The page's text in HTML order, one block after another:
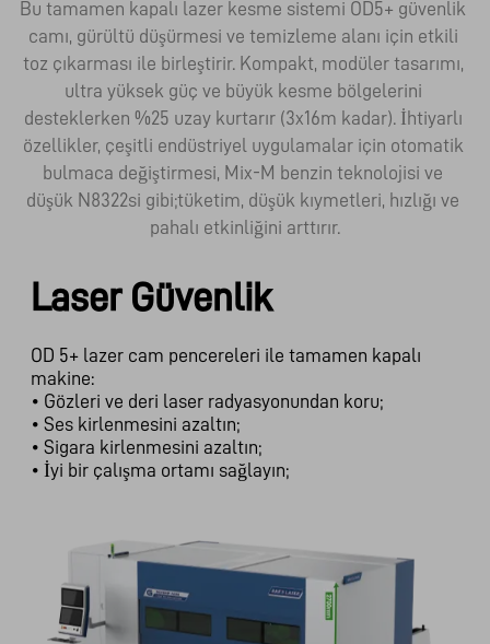
Bu tamamen kapalı lazer kesme sistemi OD5+ güvenlik
camı, gürültü düşürmesi ve temizleme alanı için etkili
toz çıkarması ile birleştirir. Kompakt, modüler tasarımı,
ultra yüksek güç ve büyük kesme bölgelerini
desteklerken %25 uzay kurtarır (3x16m kadar). İhtiyarlı
özellikler, çeşitli endüstriyel uygulamalar için otomatik
bulmaca değiştirmesi, Mix-M benzin teknolojisi ve
düşük N8322si gibi;tüketim, düşük kıymetleri, hızlığı ve
pahalı etkinliğini arttırır.
Laser Güvenlik
OD 5+ lazer cam pencereleri ile tamamen kapalı
makine:
• Gözleri ve deri laser radyasyonundan koru;
• Ses kirlenmesini azaltın;
• Sigara kirlenmesini azaltın;
• İyi bir çalışma ortamı sağlayın;